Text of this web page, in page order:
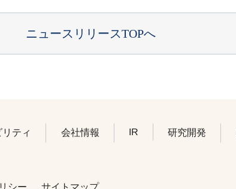
ニュースリリースTOPへ
ティ 会社情報 IR 研究開発
シー サイトマップ